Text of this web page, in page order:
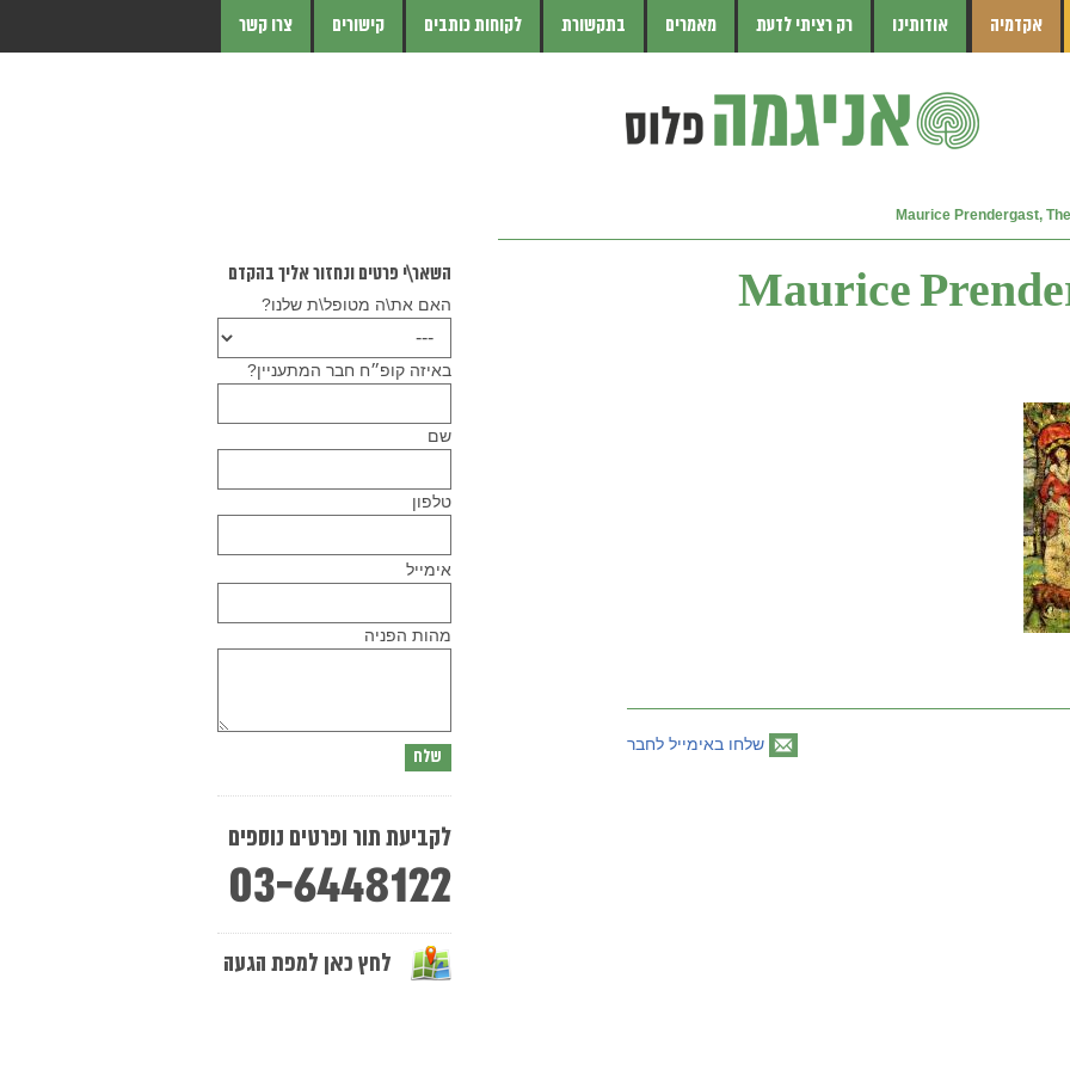
אקדמיה אודותינו רק רציתי לדעת מאמרים בתקשורת לקוחות כותבים קישורים צרו קשר
Maurice Prendergast,
Maurice
שלחו באימייל לחבר
השאר\י פרטים ונחזור אליך בהקדם
האם את\ה מטופל\ת שלנו?
באיזה קופ״ח חבר המתעניין?
שם
טלפון
leave
אימייל
מהות הפניה
לקביעת תור ופרטים נוספים
03-6448122
לחץ כאן למפת הגעה